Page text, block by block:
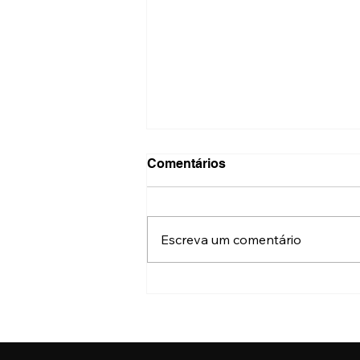
Comentários
Escreva um comentário